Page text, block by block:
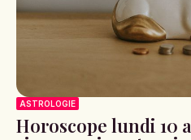
ASTROLOGIE
Horoscope lundi 10